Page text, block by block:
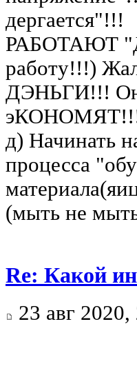
дергается"!!!
РАБОТАЮТ
работу!!!)
ДЭНЬГИ!!!
д) Начинать
процесса
(мыть не
Re: Какой
23 авг